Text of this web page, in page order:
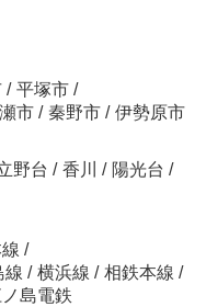
/ 平塚市 /
市 / 秦野市 / 伊勢原市
野台 / 香川 / 陽光台 /
/
線 / 横浜線 / 相鉄本線 /
島電鉄